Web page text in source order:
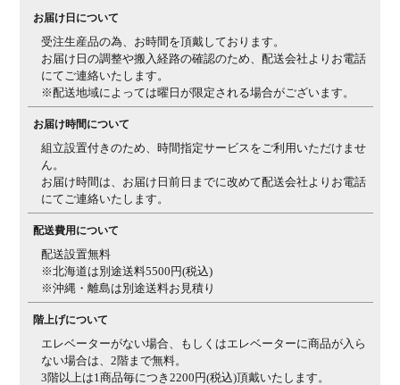
お届け日について
受注生産品の為、お時間を頂戴しております。
お届け日の調整や搬入経路の確認のため、配送会社よりお電話
にてご連絡いたします。
※配送地域によっては曜日が限定される場合がございます。
お届け時間について
組立設置付きのため、時間指定サービスをご利用いただけませ
ん。
お届け時間は、お届け日前日までに改めて配送会社よりお電話
にてご連絡いたします。
配送費用について
配送設置無料
※北海道は別途送料5500円(税込)
※沖縄・離島は別途送料お見積り
階上げについて
エレベーターがない場合、もしくはエレベーターに商品が入ら
ない場合は、2階まで無料。
3階以上は1商品毎につき2200円(税込)頂戴いたします。